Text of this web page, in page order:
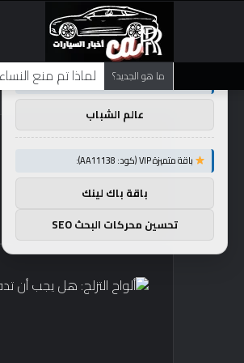
ما هو الجديد؟ لماذا تم منع
توصيات :
باقة متميزة VIP (كود: AA86842):
عالم الشباب
باقة متميزة VIP (كود: AA11138):
باقة باك لينك
تحسين محركات البحث SEO